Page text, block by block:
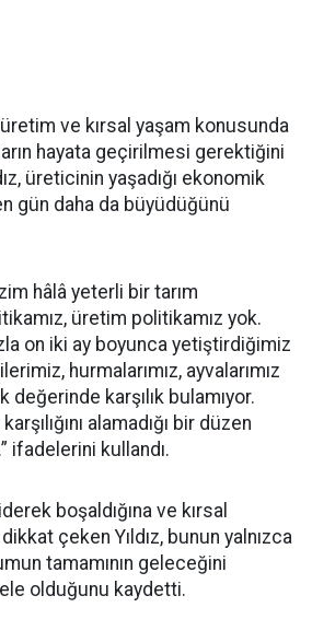
ve kırsal yaşam konusunda
hayata geçirilmesi gerektiğini
üreticinin yaşadığı ekonomik
gün daha da büyüdüğünü
hâlâ yeterli bir tarım
üretim politikamız yok.
on iki ay boyunca yetiştirdiğimiz
hurmalarımız, ayvalarımız
değerinde karşılık bulamıyor.
alamadığı bir düzen
ifadelerini kullandı.
boşaldığına ve kırsal
çeken Yıldız, bunun yalnızca
tamamının geleceğini
olduğunu kaydetti.